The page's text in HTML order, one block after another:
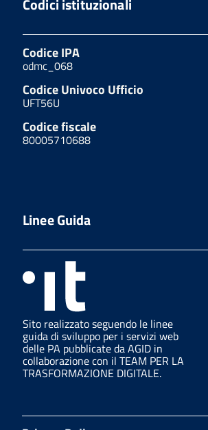
Codici istituzionali
Codice IPA
odmc_068
Codice Univoco Ufficio
UFT56U
Codice fiscale
80005710688
Linee Guida
Sito realizzato seguendo le linee
guida di sviluppo per i servizi web
delle PA pubblicate da AGID in
collaborazione con il TEAM PER LA
TRASFORMAZIONE DIGITALE.